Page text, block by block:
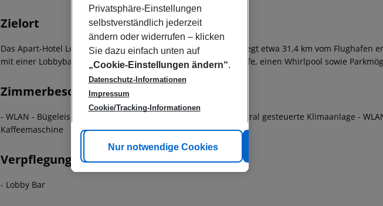
Zielort
Das Apart-Hotel Legacy Vacation Resorts Orlando-Kissimmee liegt etwa 31,4 km vom Flughafen
mit einer Lobbybar, WLAN, einem kleinen Shop für Ihre Einkäufe, einen Whirlpool sowie
Zimmerbeschreibung
- WLAN - Bügeleisen - Fernseher - Haartrockner - Telefon - Zentral gesteuerte Klimaanlage -
Kaffeemaschine
Verpflegung
- Lobby Bar
Privatsphäre-Einstellungen
selbstverständlich jederzeit
ändern oder widerrufen – klicken
Sie dazu einfach unten auf
„Cookie-Einstellungen ändern“.
Datenschutz-Informationen
Impressum
Cookie/Tracking-Informationen
Cookie anpassen
Nur notwendige Cookies